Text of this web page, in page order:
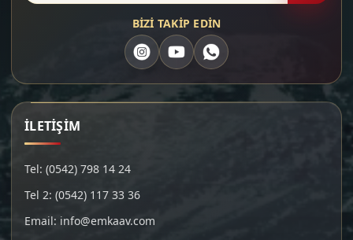
BİZİ TAKİP EDİN
İLETİŞİM
Tel: (0542) 798 14 24
Tel 2: (0542) 117 33 36
Email: info@emkaav.com